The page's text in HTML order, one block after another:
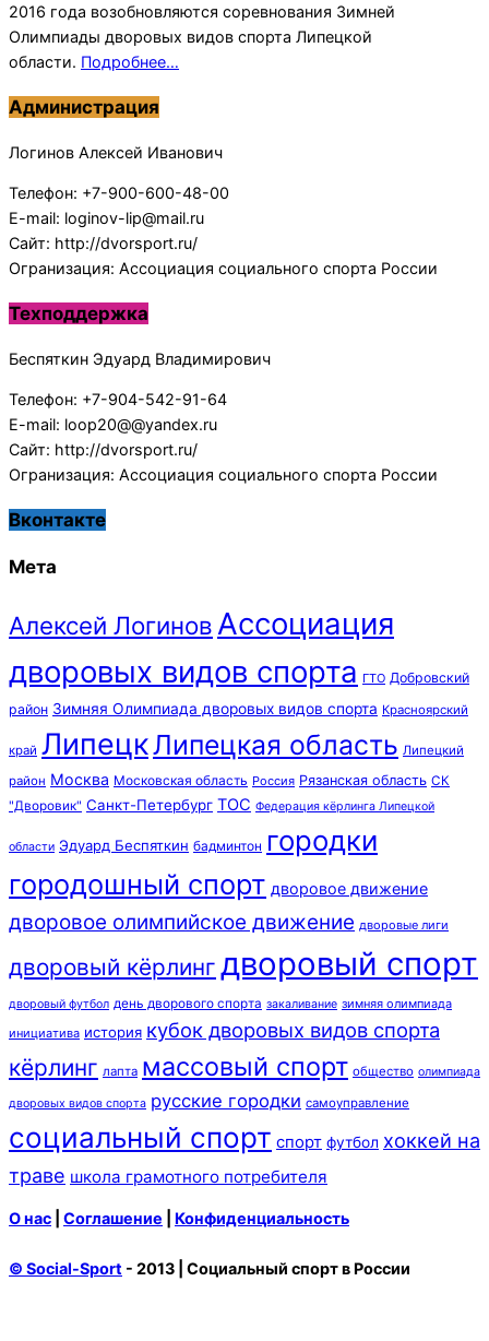
2016 года возобновляются соревнования Зимней
Олимпиады дворовых видов спорта Липецкой
области. Подробнее…
Администрация
Логинов Алексей Иванович
Телефон: +7-900-600-48-00
E-mail: loginov-lip@mail.ru
Сайт: http://dvorsport.ru/
Огранизация: Ассоциация социального спорта России
Техподдержка
Беспяткин Эдуард Владимирович
Телефон: +7-904-542-91-64
E-mail: loop20@@yandex.ru
Сайт: http://dvorsport.ru/
Огранизация: Ассоциация социального спорта России
Вконтакте
Мета
Алексей Логинов Ассоциация
дворовых видов спорта ГТО Добровский
район Зимняя Олимпиада дворовых видов спорта Красноярский
край ЛипецкЛипецкая область Липецкий
район Москва Московская область Россия Рязанская область СК
"Дворовик" Санкт-Петербург ТОС Федерация кёрлинга Липецкой
области Эдуард Беспяткин бадминтон городки
городошный спорт дворовое движение
дворовое олимпийское движение дворовые лиги
дворовый кёрлинг дворовый спорт
дворовый футбол день дворового спорта закаливание зимняя олимпиада
инициатива история кубок дворовых видов спорта
кёрлинг лапта массовый спорт общество олимпиада
дворовых видов спорта русские городки самоуправление
социальный спорт спорт футбол хоккей на
траве школа грамотного потребителя
О нас Соглашение Конфиденциальность
© Social-Sport - 2013 | Социальный спорт в России